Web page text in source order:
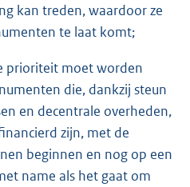
kan treden, waardoor ze
te laat komt;
prioriteit moet worden
die, dankzij steun
en decentrale overheden,
zijn, met de
beginnen en nog op een
name als het gaat om